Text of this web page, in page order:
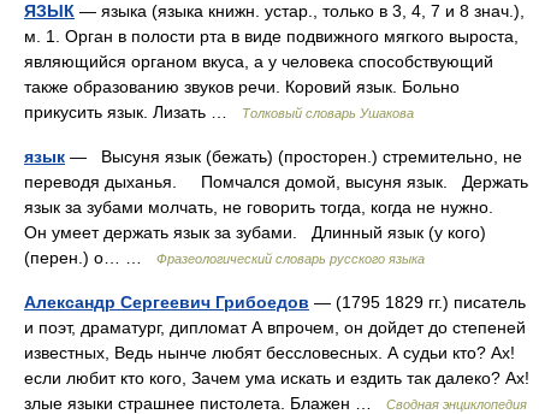
ЯЗЫК — языка (языка книжн. устар., только в 3, 4, 7 и 8 знач.),
м. 1. Орган в полости рта в виде подвижного мягкого выроста,
являющийся органом вкуса, а у человека способствующий
также образованию звуков речи. Коровий язык. Больно
прикусить язык. Лизать …
Толковый словарь Ушакова
язык — Высуня язык (бежать) (просторен.) стремительно, не
переводя дыханья. Помчался домой, высуня язык. Держать
язык за зубами молчать, не говорить тогда, когда не нужно.
Он умеет держать язык за зубами. Длинный язык (у кого)
(перен.) о… …
Фразеологический словарь русского языка
Александр Сергеевич Грибоедов — (1795 1829 гг.) писатель
и поэт, драматург, дипломат А впрочем, он дойдет до степеней
известных, Ведь нынче любят бессловесных. А судьи кто? Ах!
если любит кто кого, Зачем ума искать и ездить так далеко? Ах!
злые языки страшнее пистолета. Блажен …
Сводная энциклопедия